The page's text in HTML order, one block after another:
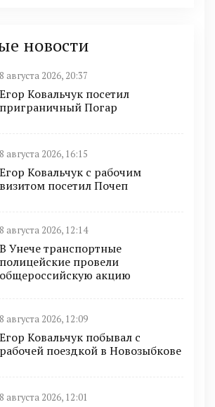
новости
8 августа 2026, 20:37
Егор Ковальчук посетил
приграничный Погар
8 августа 2026, 16:15
Егор Ковальчук с рабочим
визитом посетил Почеп
8 августа 2026, 12:14
В Унече транспортные
полицейские провели
общероссийскую акцию
8 августа 2026, 12:09
Егор Ковальчук побывал с
рабочей поездкой в Новозыбкове
8 августа 2026, 12:01